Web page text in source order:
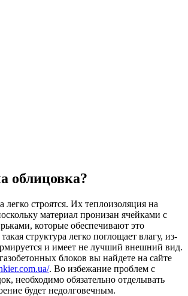
облицовка?
легко строятся. Их теплоизоляция на
материал пронизан ячейками с
которые обеспечивают это
структура легко поглощает влагу, из-
и имеет не лучший внешний вид.
блоков вы найдете на сайте
. Во избежание проблем с
необходимо обязательно отделывать
будет недолговечным.